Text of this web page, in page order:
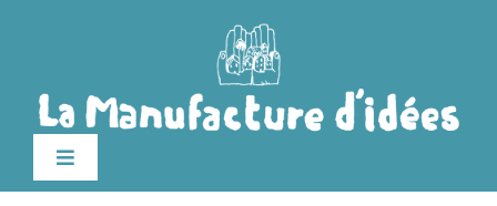
Toggle
Navigation